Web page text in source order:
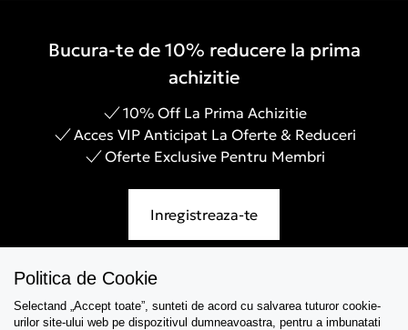
Bucura-te de 10% reducere la prima
achizitie
10% Off La Prima Achizitie
Acces VIP Anticipat La Oferte & Reduceri
Oferte Exclusive Pentru Membri
Inregistreaza-te
Asistenta
Politica de Cookie
Selectand „Accept toate”, sunteti de acord cu salvarea tuturor cookie-
urilor site-ului web pe dispozitivul dumneavoastra, pentru a imbunatati